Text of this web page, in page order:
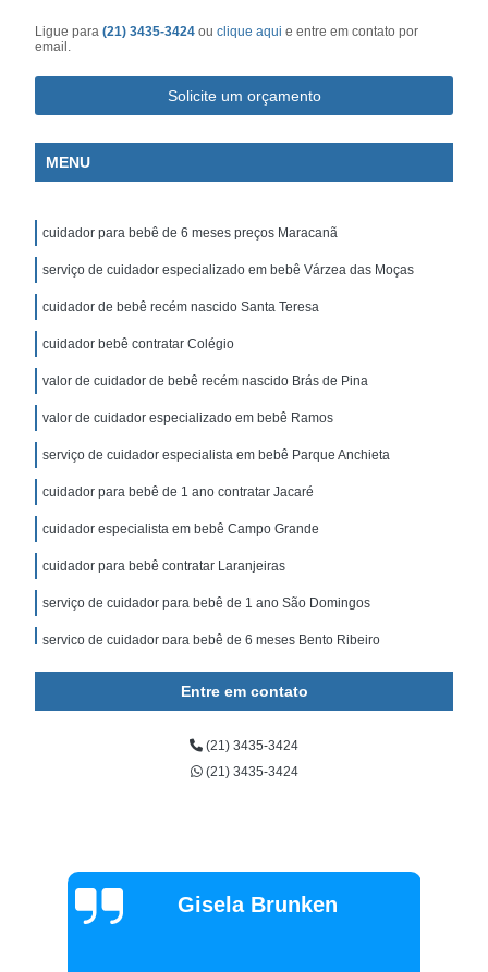
Ligue para(21) 3435-3424ouclique aqui e entre em contato por
email.
Solicite um orçamento
MENU
cuidador para bebê de 6 meses preços Maracanã
serviço de cuidador especializado em bebê Várzea das Moças
cuidador de bebê recém nascido Santa Teresa
cuidador bebê contratar Colégio
valor de cuidador de bebê recém nascido Brás de Pina
valor de cuidador especializado em bebê Ramos
serviço de cuidador especialista em bebê Parque Anchieta
cuidador para bebê de 1 ano contratar Jacaré
cuidador especialista em bebê Campo Grande
cuidador para bebê contratar Laranjeiras
serviço de cuidador para bebê de 1 ano São Domingos
serviço de cuidador para bebê de 6 meses Bento Ribeiro
serviço de cuidador para bebê Camboinhas
valor de cuidador para bebê de 6 meses Botafogo
cuidador de bebê com deficiência contratar Recreio dos
Bandeirantes
Entre em contato
(21) 3435-3424
(21) 3435-3424
Gisela Brunken